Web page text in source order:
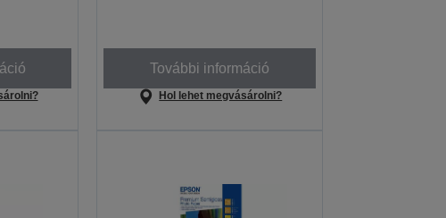
További információ
Hol lehet megvásárolni?